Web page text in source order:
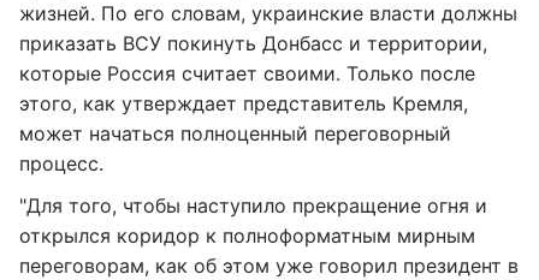
жизней. По его словам, украинские власти должны
приказать ВСУ покинуть Донбасс и территории,
которые Россия считает своими. Только после
этого, как утверждает представитель Кремля,
может начаться полноценный переговорный
процесс.
"Для того, чтобы наступило прекращение огня и
открылся коридор к полноформатным мирным
переговорам, как об этом уже говорил президент в